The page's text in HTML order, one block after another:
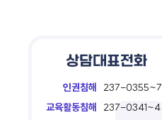
상담대표전화
인권침해
237-0355~7
교육활동침해
237-0341~4